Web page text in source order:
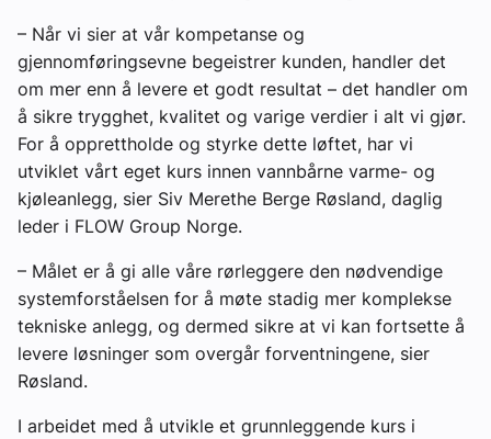
– Når vi sier at vår kompetanse og
gjennomføringsevne begeistrer kunden, handler det
om mer enn å levere et godt resultat – det handler om
å sikre trygghet, kvalitet og varige verdier i alt vi gjør.
For å opprettholde og styrke dette løftet, har vi
utviklet vårt eget kurs innen vannbårne varme- og
kjøleanlegg, sier Siv Merethe Berge Røsland, daglig
leder i FLOW Group Norge.
– Målet er å gi alle våre rørleggere den nødvendige
systemforståelsen for å møte stadig mer komplekse
tekniske anlegg, og dermed sikre at vi kan fortsette å
levere løsninger som overgår forventningene, sier
Røsland.
I arbeidet med å utvikle et grunnleggende kurs i